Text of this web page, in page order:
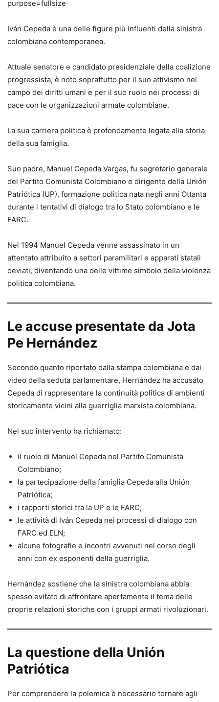
Iván Cepeda è una delle figure più influenti della sinistra
colombiana contemporanea.
Attuale senatore e candidato presidenziale della coalizione
progressista, è noto soprattutto per il suo attivismo nel
campo dei diritti umani e per il suo ruolo nei processi di
pace con le organizzazioni armate colombiane.
La sua carriera politica è profondamente legata alla storia
della sua famiglia.
Suo padre, Manuel Cepeda Vargas, fu segretario generale
del Partito Comunista Colombiano e dirigente della Unión
Patriótica (UP), formazione politica nata negli anni Ottanta
durante i tentativi di dialogo tra lo Stato colombiano e le
FARC.
Nel 1994 Manuel Cepeda venne assassinato in un
attentato attribuito a settori paramilitari e apparati statali
deviati, diventando una delle vittime simbolo della violenza
politica colombiana.
Le accuse presentate da Jota
Pe Hernández
Secondo quanto riportato dalla stampa colombiana e dai
video della seduta parlamentare, Hernández ha accusato
Cepeda di rappresentare la continuità politica di ambienti
storicamente vicini alla guerriglia marxista colombiana.
Nel suo intervento ha richiamato:
il ruolo di Manuel Cepeda nel Partito Comunista
Colombiano;
la partecipazione della famiglia Cepeda alla Unión
Patriótica;
i rapporti storici tra la UP e le FARC;
le attività di Iván Cepeda nei processi di dialogo con
FARC ed ELN;
alcune fotografie e incontri avvenuti nel corso degli
anni con ex esponenti della guerriglia.
Hernández sostiene che la sinistra colombiana abbia
spesso evitato di affrontare apertamente il tema delle
proprie relazioni storiche con i gruppi armati rivoluzionari.
La questione della Unión
Patriótica
Per comprendere la polemica è necessario tornare agli